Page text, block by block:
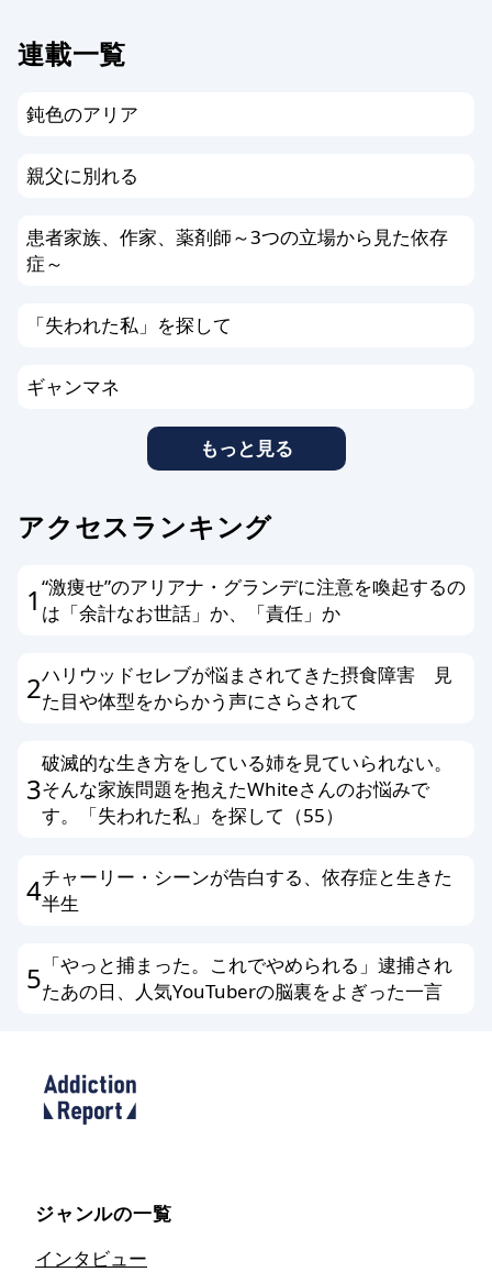
連載一覧
鈍色のアリア
親父に別れる
患者家族、作家、薬剤師～3つの立場から見た依存
症～
「失われた私」を探して
ギャンマネ
もっと見る
アクセスランキング
1 “激痩せ”のアリアナ・グランデに注意を喚起するの
は「余計なお世話」か、「責任」か
2ハリウッドセレブが悩まされてきた摂食障害 見
た目や体型をからかう声にさらされて
3
破滅的な生き方をしている姉を見ていられない。
そんな家族問題を抱えたWhiteさんのお悩みで
す。「失われた私」を探して（55）
4チャーリー・シーンが告白する、依存症と生きた
半生
5 「やっと捕まった。これでやめられる」逮捕され
たあの日、人気YouTuberの脳裏をよぎった一言
ジャンルの一覧
インタビュー